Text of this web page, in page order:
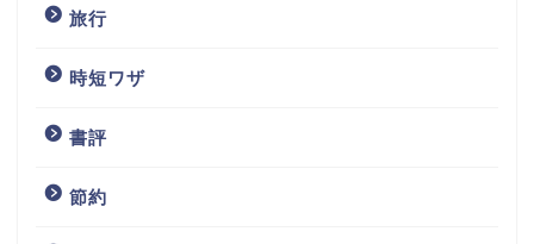
旅行
時短ワザ
書評
節約